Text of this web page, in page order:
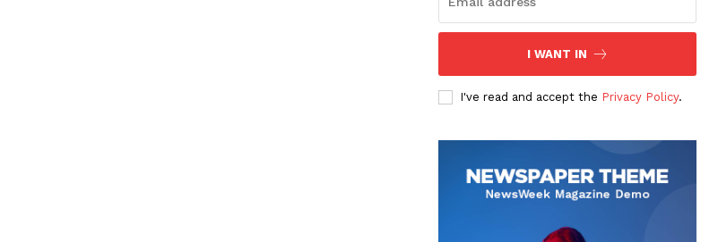
I WANT IN
I've read and accept the Privacy Policy.